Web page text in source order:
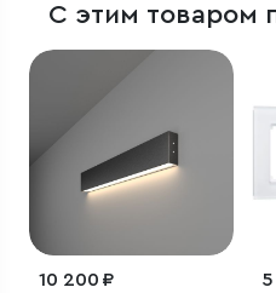
С этим товаром
10 200 ₽